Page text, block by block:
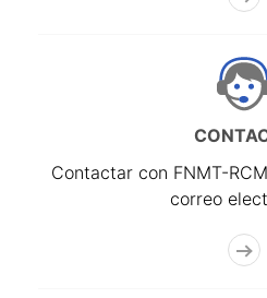
Contactar con FNMT-
correo